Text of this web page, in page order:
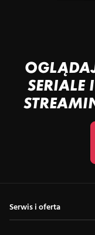
SERIALE
Serwis i oferta